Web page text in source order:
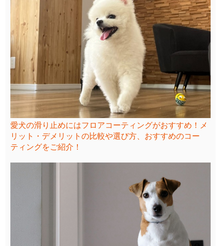
愛犬の滑り止めにはフロアコーティングがおすすめ！メ
リット・デメリットの比較や選び方、おすすめのコー
ティングをご紹介！